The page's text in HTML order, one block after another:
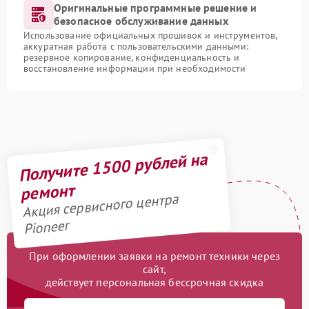
Оригинальные программные решение и
безопасное обслуживание данных
Использование официальных прошивок и инструментов,
аккуратная работа с пользовательскими данными:
резервное копирование, конфиденциальность и
восстановление информации при необходимости
Получите 1500 рублей на
ремонт
Акция сервисного центра
Pioneer
При оформлении заявки на ремонт техники через
сайт,
действует персональная бессрочная скидка